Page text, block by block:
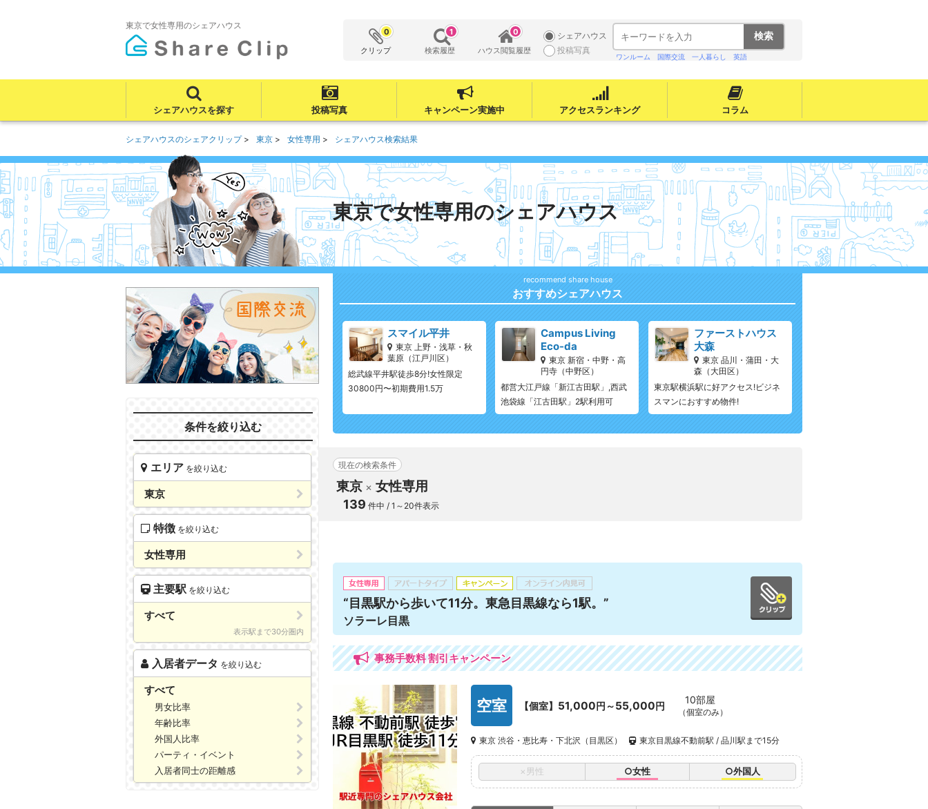
東京で女性専用のシェアハウス
クリップ
0
検索履歴
1
ハウス閲覧履歴
0
シェアハウス
投稿写真
ワンルーム 国際交流 一人暮らし 英語
シェアハウスを探す 投稿写真 キャンペーン実施中 アクセスランキング コラム
シェアハウスのシェアクリップ 東京 女性専用 シェアハウス検索結果
東京で女性専用のシェアハウス
条件を絞り込む
エリア を絞り込む
東京
特徴 を絞り込む
女性専用
主要駅 を絞り込む
すべて
表示駅まで30分圏内
入居者データ を絞り込む
すべて
男女比率
年齢比率
外国人比率
パーティ・イベント
入居者同士の距離感
おすすめシェアハウス
スマイル平井
東京 上野・浅草・秋
葉原（江戸川区）
総武線平井駅徒歩8分!女性限定
30800円〜初期費用1.5万
Campus Living
Eco-da
東京 新宿・中野・高
円寺（中野区）
都営大江戸線「新江古田駅」,西武
池袋線「江古田駅」2駅利用可
ファーストハウス
大森
東京 品川・蒲田・大
森（大田区）
東京駅横浜駅に好アクセス!ビジネ
スマンにおすすめ物件!
現在の検索条件
東京 女性専用
139 件中 / 1～20件表示
“目黒駅から歩いて11分。東急目黒線なら1駅。”
ソラーレ目黒
事務手数料 割引キャンペーン
空室 【個室】 51,000円～55,000円 10部屋
（個室のみ）
東京 渋谷・恵比寿・下北沢（目黒区） 東京目黒線不動前駅 / 品川駅まで15分
×男性 ○女性 ○外国人